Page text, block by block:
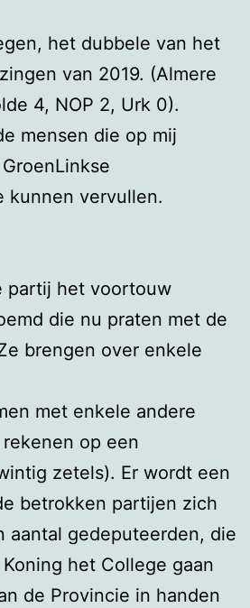
het dubbele van het
van 2019. (Almere
4, NOP 2, Urk 0).
mensen die op mij
kunnen vervullen.
partij het voortouw
die nu praten met de
brengen over enkele
met enkele andere
op een
zetels). Er wordt een
betrokken partijen zich
aantal gedeputeerden, die
het College gaan
de Provincie in handen